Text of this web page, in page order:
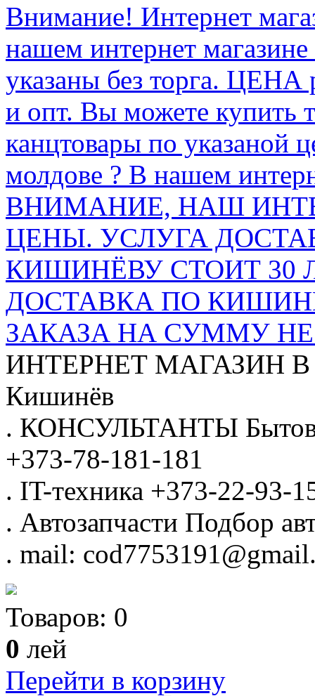
Внимание! Интернет
нашем интернет
указаны без торга.
и опт. Вы можете купить
канцтовары по указаной
молдове ? В нашем
ВНИМАНИЕ, НАШ
ЦЕНЫ. УСЛУГА
КИШИНЁВУ СТОИТ 30
ДОСТАВКА ПО
ЗАКАЗА НА СУММУ НЕ
ИНТЕРНЕТ МАГАЗИН
Кишинёв
. КОНСУЛЬТАНТЫ
+373-78-181-181
. IT-техника +373-22-93-
. Автозапчасти Подбор
. mail:
Товаров: 0
0 лей
Перейти в корзину